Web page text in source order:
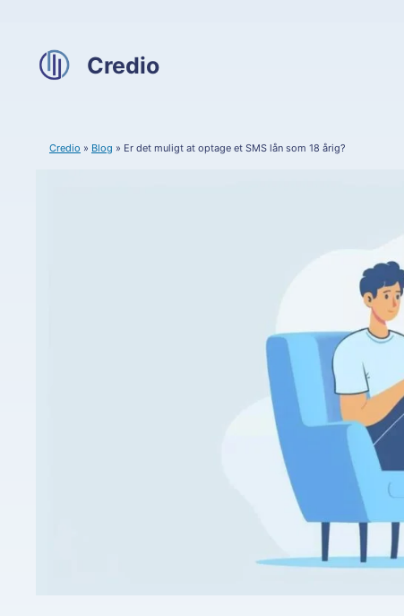
indhold
Credio
Credio » Blog » Er det muligt at optage et SMS lån som 18 årig?